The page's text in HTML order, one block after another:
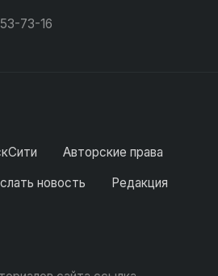
73-16
Авторские права
новость
Редакция